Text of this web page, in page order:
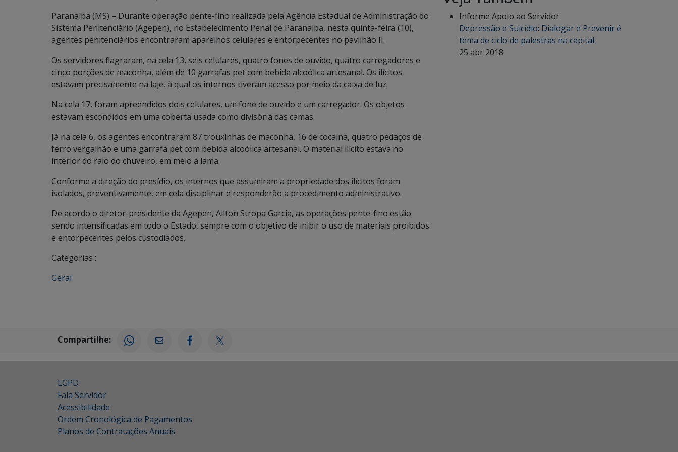
Paranaíba (MS) – Durante operação pente-fino realizada pela Agência Estadual de Administração do
Sistema Penitenciário (Agepen), no Estabelecimento Penal de Paranaíba, nesta quinta-feira (10),
agentes penitenciários encontraram aparelhos celulares e entorpecentes no pavilhão II.
Os servidores flagraram, na cela 13, seis celulares, quatro fones de ouvido, quatro carregadores e
cinco porções de maconha, além de 10 garrafas pet com bebida alcoólica artesanal. Os ilícitos
estavam precisamente na laje, à qual os internos tiveram acesso por meio da caixa de luz.
Na cela 17, foram apreendidos dois celulares, um fone de ouvido e um carregador. Os objetos
estavam escondidos em uma coberta usada como divisória das camas.
Já na cela 6, os agentes encontraram 87 trouxinhas de maconha, 16 de cocaína, quatro pedaços de
ferro vergalhão e uma garrafa pet com bebida alcoólica artesanal. O material ilícito estava no
interior do ralo do chuveiro, em meio à lama.
Conforme a direção do presídio, os internos que assumiram a propriedade dos ilícitos foram
isolados, preventivamente, em cela disciplinar e responderão a procedimento administrativo.
De acordo o diretor-presidente da Agepen, Ailton Stropa Garcia, as operações pente-fino estão
sendo intensificadas em todo o Estado, sempre com o objetivo de inibir o uso de materiais proibidos
e entorpecentes pelos custodiados.
Categorias :
Geral
Informe Apoio ao Servidor
Depressão e Suicídio: Dialogar e Prevenir é
tema de ciclo de palestras na capital
25 abr 2018
Compartilhe:
LGPD
Fala Servidor
Acessibilidade
Ordem Cronológica de Pagamentos
Planos de Contratações Anuais